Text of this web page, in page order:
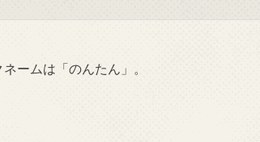
ームは「のんたん」。